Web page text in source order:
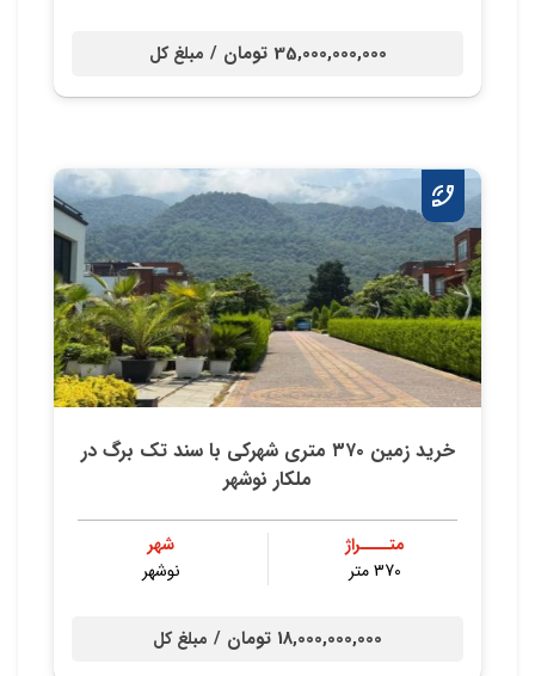
35,000,000,000 تومان / مبلغ کل
خريد زمين ٣٧٠ متري شهركي با سند تك برگ در
ملكار نوشهر
متــــراژ
370 متر
شهر
نوشهر
18,000,000,000 تومان / مبلغ کل